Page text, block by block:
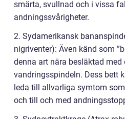
smärta, svullnad och i vissa
andningssvårigheter.
2. Sydamerikansk
nigriventer): Även känd som
denna art nära besläktad med
vandringsspindeln. Dess bett
leda till allvarliga symtom
och till och med